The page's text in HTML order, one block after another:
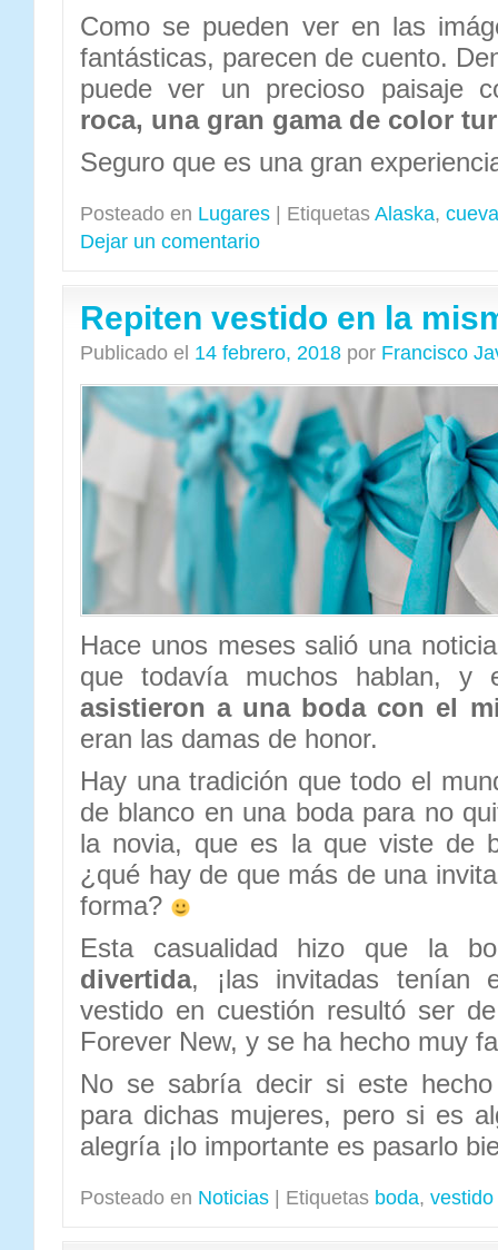
Como se pueden ver en las
fantásticas, parecen de cuento.
puede ver un precioso paisaje
roca, una gran gama de color
Seguro que es una gran
Posteado en Lugares Etiquetas Alaska,
Dejar un comentario
Repiten vestido en la
Publicado el 14 febrero, 2018 por Francisco
Hace unos meses salió una
que todavía muchos hablan, y
asistieron a una boda con el
eran las damas de honor.
Hay una tradición que todo el
de blanco en una boda para no
la novia, que es la que viste de
¿qué hay de que más de una
forma?
Esta casualidad hizo que la
divertida, ¡las invitadas tenían
vestido en cuestión resultó ser
Forever New, y se ha hecho muy
No se sabría decir si este
para dichas mujeres, pero si es
alegría ¡lo importante es pasarlo
Posteado en Noticias Etiquetas boda, vestido